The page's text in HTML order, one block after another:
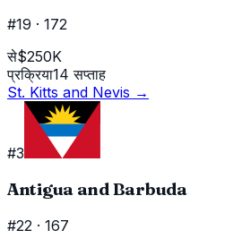
#19 · 172
से$250K
प्रक्रिया14 सप्ताह
St. Kitts and Nevis →
#3
Antigua and Barbuda
#22 · 167